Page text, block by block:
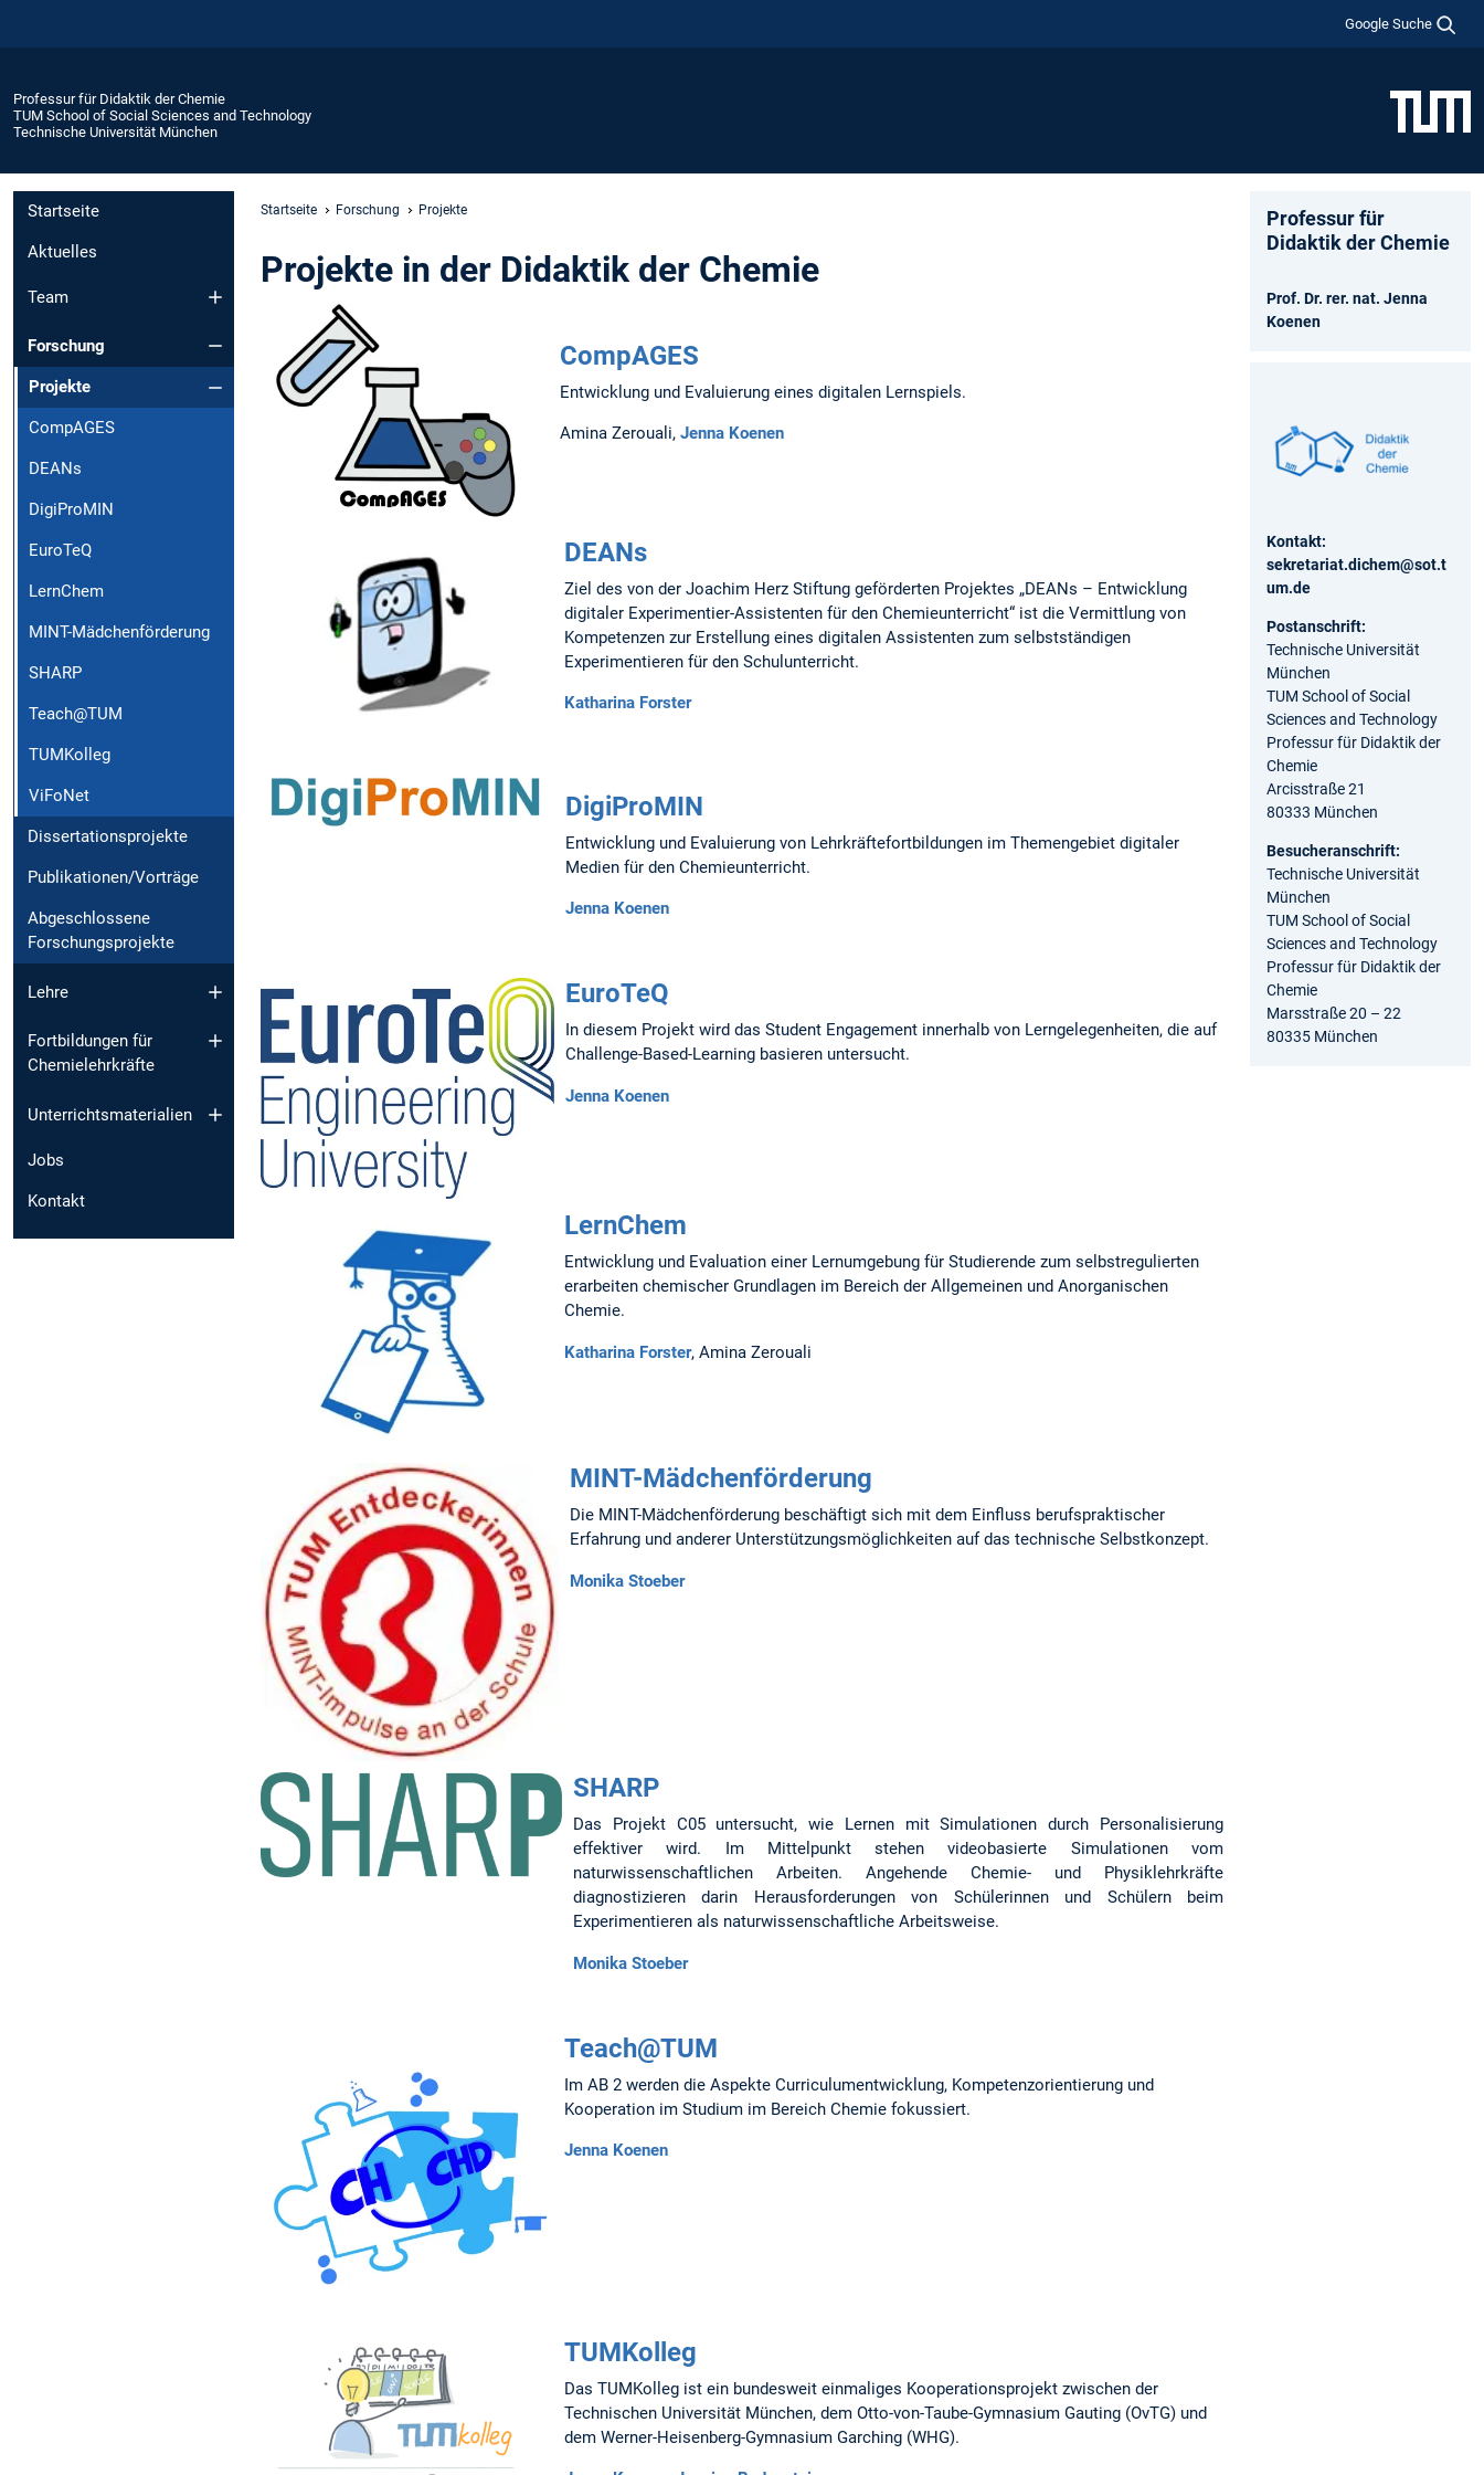
Google Suche
Professur für Didaktik der Chemie
TUM School of Social Sciences and Technology
Technische Universität München
Startseite
Aktuelles
Team
Forschung
Projekte
CompAGES
DEANs
DigiProMIN
EuroTeQ
LernChem
MINT-Mädchenförderung
SHARP
Teach@TUM
TUMKolleg
ViFoNet
Dissertationsprojekte
Publikationen/Vorträge
Abgeschlossene
Forschungsprojekte
Lehre
Fortbildungen für
Chemielehrkräfte
Unterrichtsmaterialien
Jobs
Kontakt
Startseite Forschung Projekte
Projekte in der Didaktik der Chemie
CompAGES
Entwicklung und Evaluierung eines digitalen Lernspiels.
Amina Zerouali, Jenna Koenen
DEANs
Ziel des von der Joachim Herz Stiftung geförderten Projektes „DEANs – Entwicklung
digitaler Experimentier-Assistenten für den Chemieunterricht“ ist die Vermittlung von
Kompetenzen zur Erstellung eines digitalen Assistenten zum selbstständigen
Experimentieren für den Schulunterricht.
Katharina Forster
DigiProMIN
Entwicklung und Evaluierung von Lehrkräftefortbildungen im Themengebiet digitaler
Medien für den Chemieunterricht.
Jenna Koenen
EuroTeQ
In diesem Projekt wird das Student Engagement innerhalb von Lerngelegenheiten, die auf
Challenge-Based-Learning basieren untersucht.
Jenna Koenen
LernChem
Entwicklung und Evaluation einer Lernumgebung für Studierende zum selbstregulierten
erarbeiten chemischer Grundlagen im Bereich der Allgemeinen und Anorganischen
Chemie.
Katharina Forster, Amina Zerouali
MINT-Mädchenförderung
Die MINT-Mädchenförderung beschäftigt sich mit dem Einfluss berufspraktischer
Erfahrung und anderer Unterstützungsmöglichkeiten auf das technische Selbstkonzept.
Monika Stoeber
SHARP
Das Projekt C05 untersucht, wie Lernen mit Simulationen durch Personalisierung
effektiver wird. Im Mittelpunkt stehen videobasierte Simulationen vom
naturwissenschaftlichen Arbeiten. Angehende Chemie- und Physiklehrkräfte
diagnostizieren darin Herausforderungen von Schülerinnen und Schülern beim
Experimentieren als naturwissenschaftliche Arbeitsweise.
Monika Stoeber
Teach@TUM
Im AB 2 werden die Aspekte Curriculumentwicklung, Kompetenzorientierung und
Kooperation im Studium im Bereich Chemie fokussiert.
Jenna Koenen
TUMKolleg
Das TUMKolleg ist ein bundesweit einmaliges Kooperationsprojekt zwischen der
Technischen Universität München, dem Otto-von-Taube-Gymnasium Gauting (OvTG) und
dem Werner-Heisenberg-Gymnasium Garching (WHG).
Professur für
Didaktik der Chemie
Prof. Dr. rer. nat. Jenna
Koenen
Kontakt:
sekretariat.dichem@sot.t
um.de
Postanschrift:
Technische Universität
München
TUM School of Social
Sciences and Technology
Professur für Didaktik der
Chemie
Arcisstraße 21
80333 München
Besucheranschrift:
Technische Universität
München
TUM School of Social
Sciences and Technology
Professur für Didaktik der
Chemie
Marsstraße 20 – 22
80335 München